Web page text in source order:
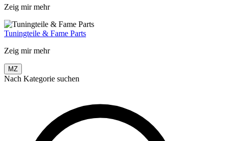
Zeig mir mehr
Tuningteile & Fame Parts
Zeig mir mehr
MZ
Nach Kategorie suchen